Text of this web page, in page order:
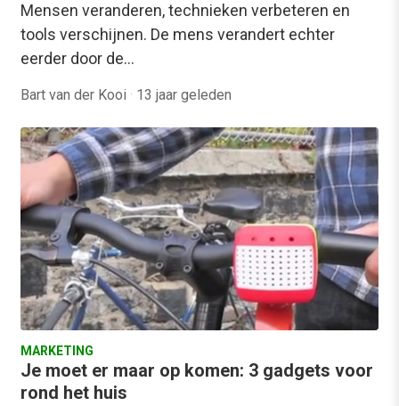
Mensen veranderen, technieken verbeteren en
tools verschijnen. De mens verandert echter
eerder door de…
Bart van der Kooi · 13 jaar geleden
MARKETING
Je moet er maar op komen: 3 gadgets voor
rond het huis